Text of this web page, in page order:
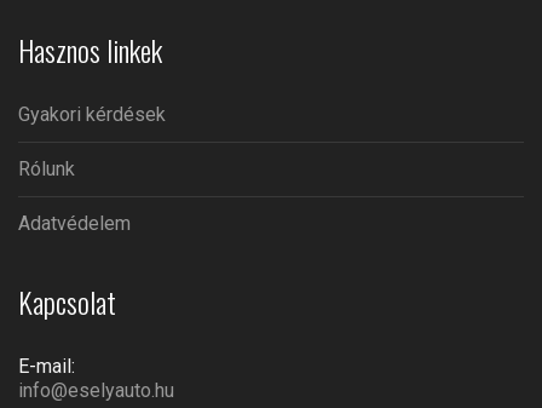
Hasznos linkek
Gyakori kérdések
Rólunk
Adatvédelem
Kapcsolat
E-mail:
info@eselyauto.hu